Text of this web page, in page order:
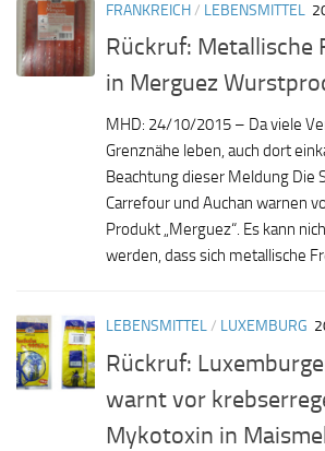
FRANKREICH/ LEBENSMITTEL
Rückruf: Metallische
in Merguez
MHD: 24/10/2015 – Da viele
Grenznähe leben, auch dort
Beachtung dieser Meldung Die
Carrefour und Auchan warnen
Produkt „Merguez“. Es kann
werden, dass sich metallische
LEBENSMITTEL/ LUXEMBURG
Rückruf:
warnt vor
Mykotoxin in